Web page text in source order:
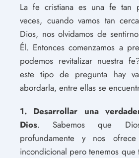
La fe cristiana es una fe tan
veces, cuando vamos tan
Dios, nos olvidamos de
Él. Entonces comenzamos a
podemos revitalizar nuestra
este tipo de pregunta hay
abordarla, entre ellas se
1. Desarrollar una
Dios. Sabemos que
profundamente y nos
incondicional pero tenemos que